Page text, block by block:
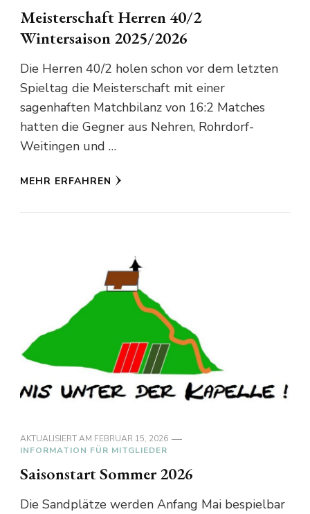
Meisterschaft Herren 40/2
Wintersaison 2025/2026
Die Herren 40/2 holen schon vor dem letzten
Spieltag die Meisterschaft mit einer
sagenhaften Matchbilanz von 16:2 Matches
hatten die Gegner aus Nehren, Rohrdorf-
Weitingen und …
MEHR ERFAHREN
AKTUALISIERT AM FEBRUAR 15, 2026
INFORMATION FÜR MITGLIEDER
Saisonstart Sommer 2026
Die Sandplätze werden Anfang Mai bespielbar